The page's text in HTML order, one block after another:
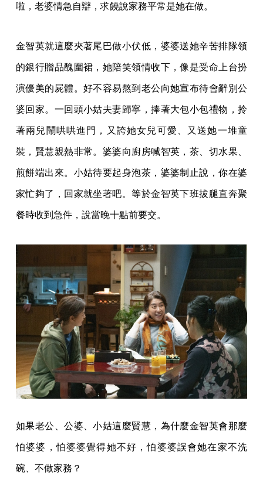
啦，老婆情急自辯，求饒說家務平常是她在做。
金智英就這麼夾著尾巴做小伏低，婆婆送她辛苦排隊領
的銀行贈品醜圍裙，她陪笑領情收下，像是受命上台扮
演優美的屍體。好不容易熬到老公向她宣布待會辭別公
婆回家。一回頭小姑夫妻歸寧，捧著大包小包禮物，拎
著兩兒鬧哄哄進門，又誇她女兒可愛、又送她一堆童
裝，賢慧親熱非常。婆婆向廚房喊智英，茶、切水果、
煎餅端出來。小姑待要起身泡茶，婆婆制止說，你在婆
家忙夠了，回家就坐著吧。等於金智英下班拔腿直奔聚
餐時收到急件，說當晚十點前要交。
如果老公、公婆、小姑這麼賢慧，為什麼金智英會那麼
怕婆婆，怕婆婆覺得她不好，怕婆婆誤會她在家不洗
碗、不做家務？